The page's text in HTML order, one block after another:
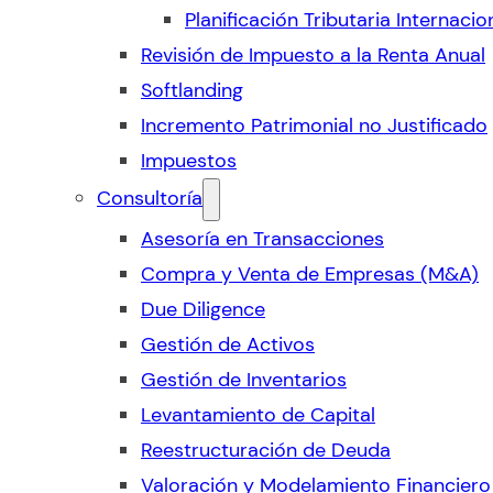
Planificación Tributaria
Revisión de Impuesto a la Renta Anual
Softlanding
Incremento Patrimonial no Justificado
Impuestos
Consultoría
Asesoría en Transacciones
Compra y Venta de Empresas (M&A)
Due Diligence
Gestión de Activos
Gestión de Inventarios
Levantamiento de Capital
Reestructuración de Deuda
Valoración y Modelamiento Financiero